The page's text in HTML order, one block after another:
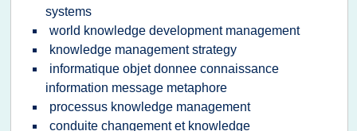
systems
world knowledge development management
knowledge management strategy
informatique objet donnee connaissance
information message metaphore
processus knowledge management
conduite changement et knowledge